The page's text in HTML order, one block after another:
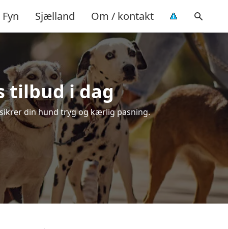
Fyn Sjælland Om / kontakt
tilbud i dag
din hund tryg og kærlig pasning.